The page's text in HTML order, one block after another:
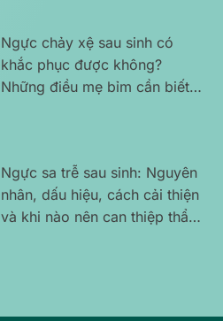
Ngực chảy xệ sau sinh có
khắc phục được không?
Những điều mẹ bỉm cần biết
Ngực sa trễ sau sinh: Nguyên
nhân, dấu hiệu, cách cải thiện
và khi nào nên can thiệp thẩm